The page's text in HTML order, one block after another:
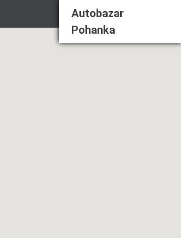
Autobazar
Pohanka